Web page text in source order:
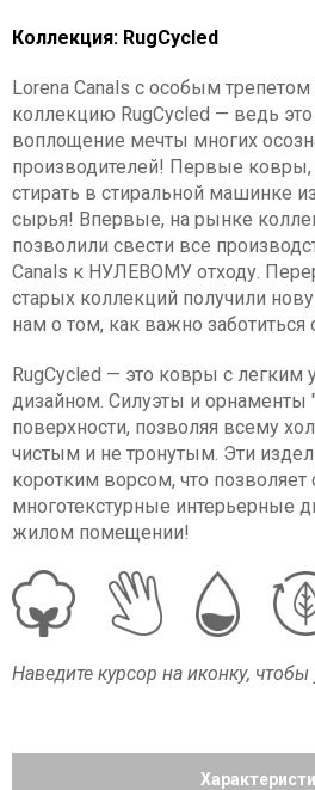
Коллекция: RugCycled
Lorena Canals с особым трепетом
коллекцию RugCycled — ведь
воплощение мечты многих
производителей! Первые
стирать в стиральной машинке
сырья! Впервые, на рынке
позволили свести все
Canals к НУЛЕВОМУ отходу.
старых коллекций получили
нам о том, как важно заботиться
RugCycled — это ковры с легким
дизайном. Силуэты и орнаменты
поверхности, позволяя всему
чистым и не тронутым. Эти
коротким ворсом, что позволяет
многотекстурные интерьерные
жилом помещении!
Наведите курсор на иконку,